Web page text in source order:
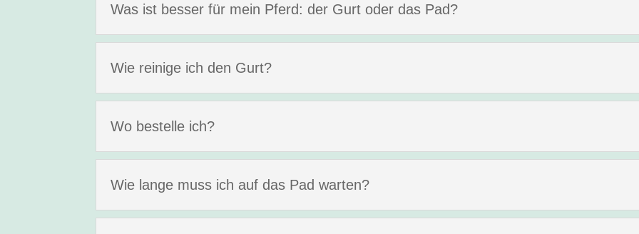
Was ist besser für mein Pferd: der Gurt oder das Pad?
Wie reinige ich den Gurt?
Wo bestelle ich?
Wie lange muss ich auf das Pad warten?